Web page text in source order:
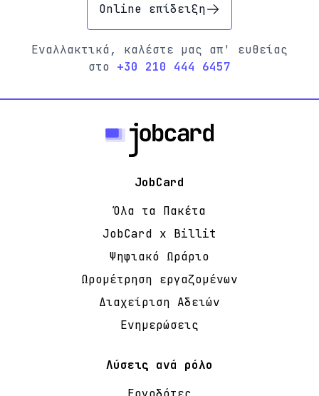
Online επίδειξη
Εναλλακτικά, καλέστε μας απ' ευθείας
στο +30 210 444 6457
JobCard
Όλα τα Πακέτα
JobCard x Billit
Ψηφιακό Ωράριο
Ωρομέτρηση εργαζομένων
Διαχείριση Αδειών
Ενημερώσεις
Λύσεις ανά ρόλο